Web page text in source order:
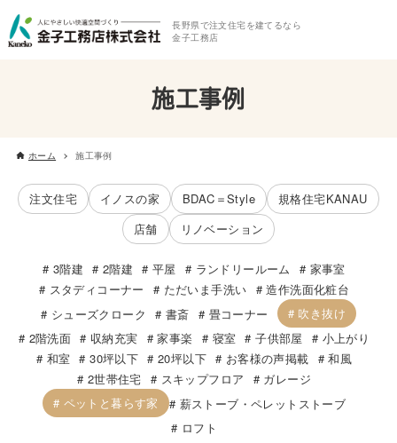
長野県で注文住宅を建てるなら
金子工務店
施工事例
ホーム 施工事例
注文住宅 イノスの家 BDAC＝Style
規格住宅KANAU
店舗
リノベーション
3階建 2階建 平屋 ランドリールーム
家事室
スタディコーナー
ただいま手洗い
造作洗面化粧台
シューズクローク
書斎 畳コーナー
吹き抜け
2階洗面
収納充実 家事楽 寝室 子供部屋
小上がり
和室
30坪以下 20坪以下 お客様の声掲載
和風
2世帯住宅
スキップフロア
ガレージ
ペットと暮らす家
薪ストーブ・ペレットストーブ
ロフト